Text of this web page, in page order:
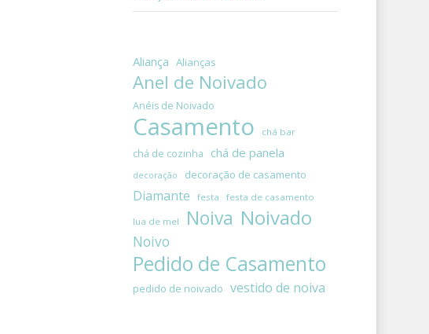
Aliança Alianças
Anel de Noivado
Anéis de Noivado
Casamento chá bar
chá de cozinha chá de panela
decoração decoração de casamento
Diamante festa festa de casamento
lua de mel Noiva Noivado
Noivo
Pedido de Casamento
pedido de noivado vestido de noiva